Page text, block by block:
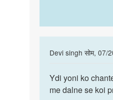
Devi singh सोम, 07/
In
to
very
Ydi
yoni
Ydi yoni ko
me dalne se koi